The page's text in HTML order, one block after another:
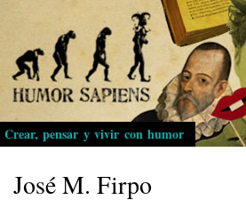
Pasar
al
contenido
principal
Crear, pensar y vivir con humor
José M. Firpo